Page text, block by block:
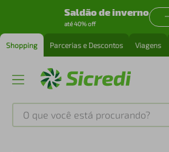
Saldão de inverno
até 40% off
Shopping Parcerias e Descontos Viagens
O que você está procurando?